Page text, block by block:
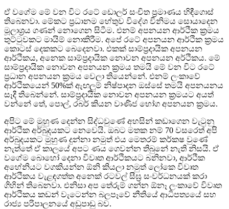
ඒ වගේම මේ වන විට රටේ ඩොලර් සංචිත ප්‍රමාණය හිඳීගොස්
තිබෙනවා. මේකට ප්‍රධානම හේතුව විදේශ විනිමය සොයාදෙන
මූලාශ්‍රය ගණන් නොගෙන සිටීම. එනම් අපනයන ආර්ථික ක්‍රමය
තුට්ටුවකට මායිම් නොකිරීම. අපේ රටේ අපනයන ආර්ථික ක්‍රමය
කොටස් දෙකකට බෙදෙනවා. එකක් සාම්ප්‍රදායික අපනයන
ආර්ථිකය, අනෙක සාම්ප්‍රදායික නොවන අපනයන අර්ථිකය. මේ
සාම්ප්‍රදායික නොවන අපනයන ක්‍රමය තමයි මේ වන විට රටේ
ප්‍රධාන අපනයන ක්‍රමය වෙලා තියෙන්නේ. එනම් ලංකාවේ
ආර්ථිකයෙන් 50%ක් ඇඟලුම් නිෂ්පාදන ඔස්සේ තමයි අපනයනය
සෑදී තිබෙන්නේ. සාම්ප්‍රදායික නොවන අපනයන ක්‍රමයට අයත්
වන්නේ තේ, පොල්, රබර් කියන වාණිජ භෝග අපනයන ක්‍රමය.
අපිට මේ මුහුණ දෙන්න සිද්ධවුණේ අහසින් කඩාගෙන වැටුනු
ආර්ථික අර්බුදයකට නෙවෙයි. ඔබට මතක නම් 70 වසරෙත් අපි
අර්බුදයකට මුහුණ දුන්නා නමුත් එය මෙතරම් කර්කෂ වුණේ
නැත්තේ ඒ කාලයේ අපට ණය ගෙවන්න තිබුනේ නැති නිසයි. ඒ
වගේම බොහෝ දෙනා විවෘත ආර්ථිකයට බනිනවා, ආර්ථික
අහේනියට වගකියන්න ඕනි කියලා නමුත් ලෝකෙ විවෘත
ආර්ථිකය වැළඳගත්ත අනෙක් රටවල් සීඝ්‍ර සංවර්ධනයක් කරා
ගිහින් තිබෙනවා. එනිසා අප තේරුම් ගන්න ඕනෑ ලංකාවේ විවෘත
ආර්ථිකය කඩන් වැටෙන්න බලපෑවේ නීතියේ ආධිපත්‍යයේ සහ
රාජ්‍ය පරිපාලනයේ අඩුපාඩු බව.